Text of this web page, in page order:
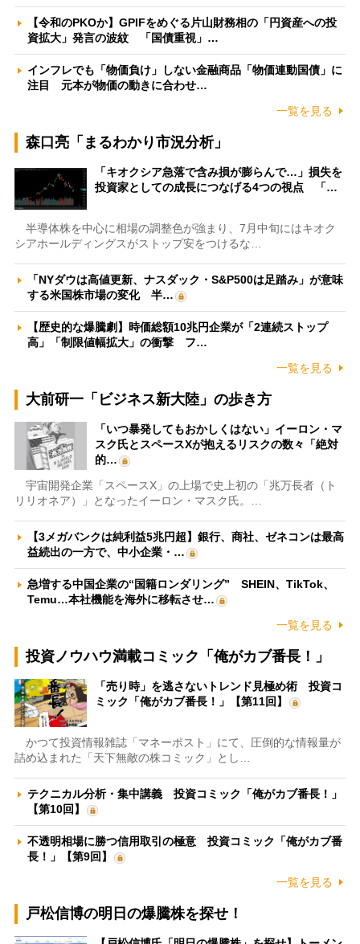
【令和のPKOか】GPIFをめぐる片山財務相の「円資産への投
資拡大」発言の波紋 「国債重視」…
インフレでも「物価負け」しない金融商品「物価連動国債」に
注目 元本が物価の動きに合わせ…
一覧を見る
森口亮「まるわかり市況分析」
「キオクシア急落で含み損が膨らんで…」損失を
投資家としての成長につなげる4つの視点 「…
半導体株を中心に相場の調整色が強まり、7月中旬にはキオク
シアホールディングスがストップ安をつけるな…
「NYダウは高値更新、ナスダック・S&P500は足踏み」が意味
する米国株市場の変化 半…
【歴史的な爆騰劇】時価総額10兆円企業が「2連続ストップ
高」「制限値幅拡大」の衝撃 フ…
一覧を見る
大前研一「ビジネス新大陸」の歩き方
「いつ暴発してもおかしくはない」イーロン・マ
スク氏とスペースXが抱えるリスクの数々「絶対
的…
宇宙開発企業「スペースX」の上場で史上初の「兆万長者（ト
リリオネア）」となったイーロン・マスク氏。…
【3メガバンクは純利益5兆円超】銀行、商社、ゼネコンは最高
益続出の一方で、中小企業・…
急増する中国企業の“国籍ロンダリング” SHEIN、TikTok、
Temu…本社機能を海外に移転させ…
一覧を見る
投資ノウハウ満載コミック「俺がカブ番長！」
「売り時」を逃さないトレンド見極め術 投資コ
ミック「俺がカブ番長！」【第11回】
かつて投資情報雑誌「マネーポスト」にて、圧倒的な情報量が
詰め込まれた「天下無敵の株コミック」とし…
テクニカル分析・集中講義 投資コミック「俺がカブ番長！」
【第10回】
不透明相場に勝つ信用取引の極意 投資コミック「俺がカブ番
長！」【第9回】
一覧を見る
戸松信博の明日の爆騰株を探せ！